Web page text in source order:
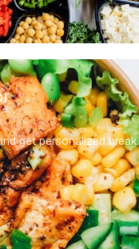
get personalized break